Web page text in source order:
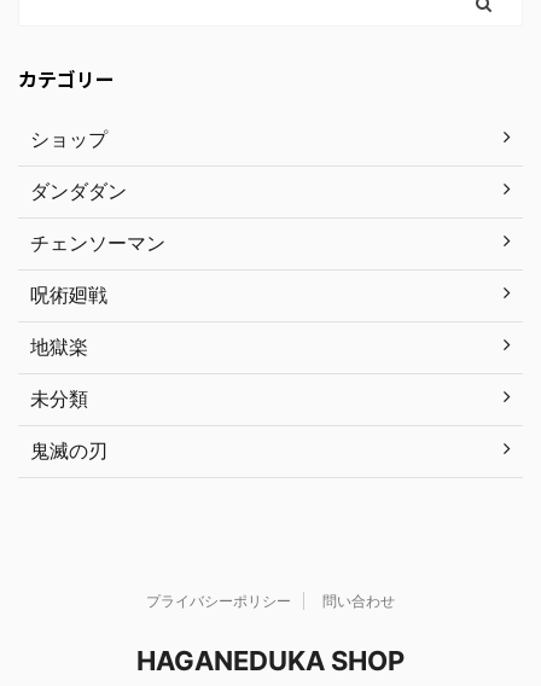
カテゴリー
ショップ
ダンダダン
チェンソーマン
呪術廻戦
地獄楽
未分類
鬼滅の刃
プライバシーポリシー 問い合わせ
HAGANEDUKA SHOP